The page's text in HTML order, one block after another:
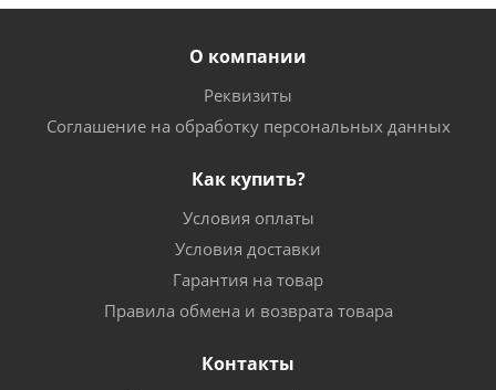
О компании
Реквизиты
Соглашение на обработку персональных данных
Как купить?
Условия оплаты
Условия доставки
Гарантия на товар
Правила обмена и возврата товара
Контакты